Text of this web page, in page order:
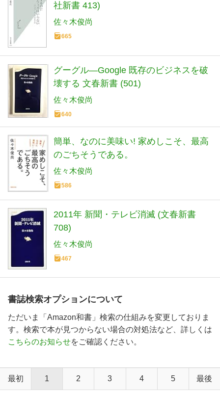
社新書 413)
佐々木俊尚
665
グーグル―Google 既存のビジネスを破
壊する 文春新書 (501)
佐々木俊尚
640
簡単、なのに美味い! 家めしこそ、最高
のごちそうである。
佐々木俊尚
586
2011年 新聞・テレビ消滅 (文春新書
708)
佐々木俊尚
467
書誌検索オプションについて
ただいま「Amazon和書」検索の仕組みを変更しておりま
す。検索で本が見つからない場合の対処法など、詳しくは
こちらのお知らせをご確認ください。
最初 1 2 3 4 5 最後